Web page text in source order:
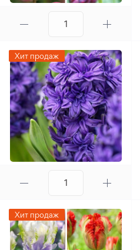
Хит продаж
Хит продаж